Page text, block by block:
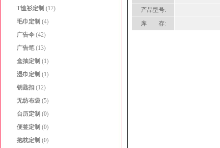
T恤衫定制 (17)
毛巾定制 (4)
广告伞 (42)
广告笔 (13)
盒抽定制 (1)
湿巾定制 (1)
钥匙扣 (12)
无纺布袋 (5)
台历定制 (0)
便签定制 (0)
抱枕定制 (0)
产品型号:
库 存: